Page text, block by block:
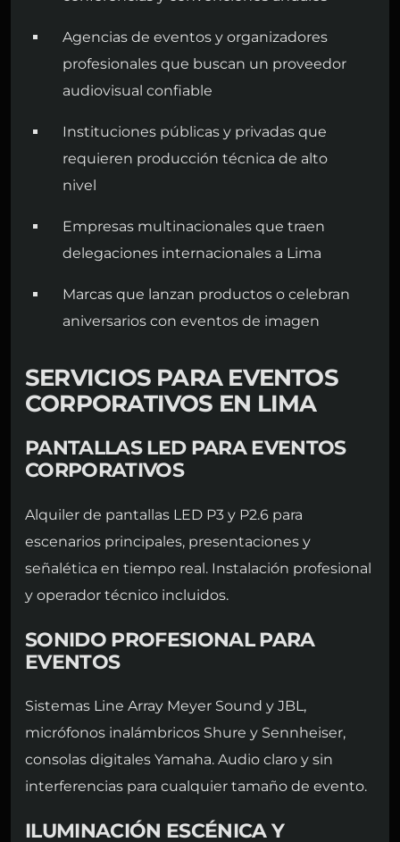
Agencias de eventos y organizadores
profesionales que buscan un proveedor
audiovisual confiable
Instituciones públicas y privadas que
requieren producción técnica de alto
nivel
Empresas multinacionales que traen
delegaciones internacionales a Lima
Marcas que lanzan productos o celebran
aniversarios con eventos de imagen
SERVICIOS PARA EVENTOS
CORPORATIVOS EN LIMA
PANTALLAS LED PARA EVENTOS
CORPORATIVOS
Alquiler de pantallas LED P3 y P2.6 para
escenarios principales, presentaciones y
señalética en tiempo real. Instalación profesional
y operador técnico incluidos.
SONIDO PROFESIONAL PARA
EVENTOS
Sistemas Line Array Meyer Sound y JBL,
micrófonos inalámbricos Shure y Sennheiser,
consolas digitales Yamaha. Audio claro y sin
interferencias para cualquier tamaño de evento.
ILUMINACIÓN ESCÉNICA Y